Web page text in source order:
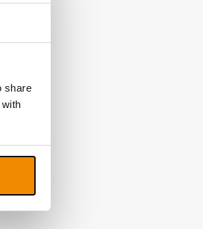
share